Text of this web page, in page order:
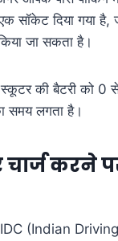
सॉकेट दिया गया है,
जा सकता है।
की बैटरी को 0
समय लगता है।
करने
IDC (Indian